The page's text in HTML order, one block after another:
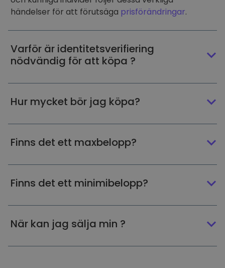
händelser för att förutsäga prisförändringar.
Varför är identitetsverifiering
nödvändig för att köpa ?
Hur mycket bör jag köpa?
Finns det ett maxbelopp?
Finns det ett minimibelopp?
När kan jag sälja min ?